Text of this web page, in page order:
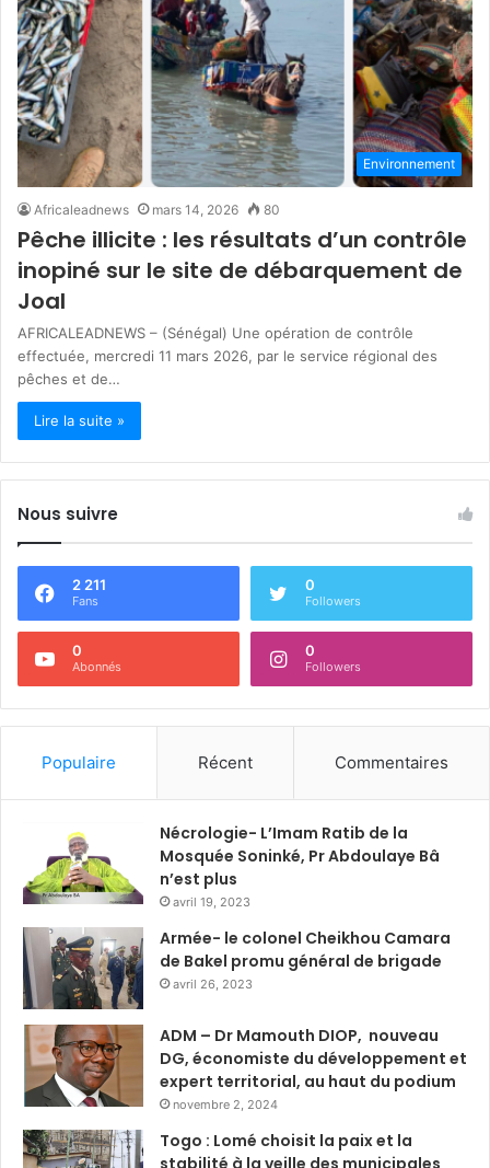
Environnement
Africaleadnews mars 14, 2026 80
Pêche illicite : les résultats d’un contrôle
inopiné sur le site de débarquement de
Joal
AFRICALEADNEWS – (Sénégal) ‎Une opération de contrôle
effectuée, mercredi 11 mars 2026, par le service régional des
pêches et de…
Lire la suite »
Nous suivre
2 211
Fans
0
Followers
0
Abonnés
0
Followers
Populaire Récent Commentaires
Nécrologie- L’Imam Ratib de la
Mosquée Soninké, Pr Abdoulaye Bâ
n’est plus
avril 19, 2023
Armée- le colonel Cheikhou Camara
de Bakel promu général de brigade
avril 26, 2023
ADM – Dr Mamouth DIOP, nouveau
DG, économiste du développement et
expert territorial, au haut du podium
novembre 2, 2024
Togo : Lomé choisit la paix et la
stabilité à la veille des municipales